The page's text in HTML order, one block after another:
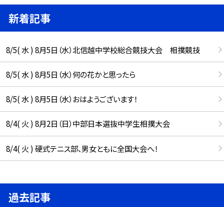
新着記事
8/5( 水 ) 8月5日（水）北信越中学校総合競技大会 相撲競技
8/5( 水 ) 8月5日（水）何の花かと思ったら
8/5( 水 ) 8月5日（水）おはようございます！
8/4( 火 ) 8月2日（日）中部日本選抜中学生相撲大会
8/4( 火 ) 硬式テニス部、男女ともに全国大会へ！
過去記事